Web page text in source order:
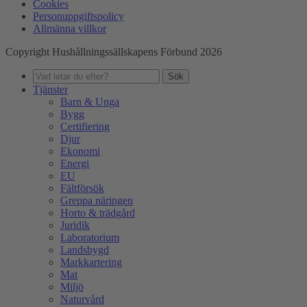
Cookies
Personuppgiftspolicy
Allmänna villkor
Copyright Hushållningssällskapens Förbund 2026
Sök
Tjänster
Barn & Unga
Bygg
Certifiering
Djur
Ekonomi
Energi
EU
Fältförsök
Greppa näringen
Horto & trädgård
Juridik
Laboratorium
Landsbygd
Markkartering
Mat
Miljö
Naturvård